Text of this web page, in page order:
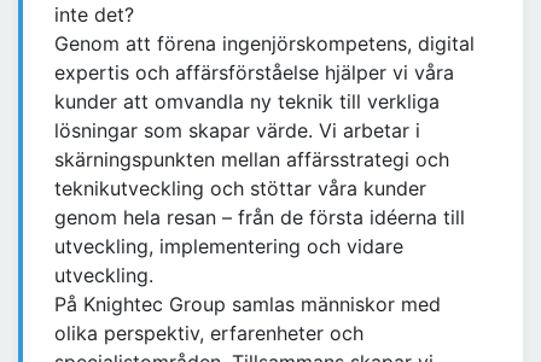
inte det?
Genom att förena ingenjörskompetens, digital
expertis och affärsförståelse hjälper vi våra
kunder att omvandla ny teknik till verkliga
lösningar som skapar värde. Vi arbetar i
skärningspunkten mellan affärsstrategi och
teknikutveckling och stöttar våra kunder
genom hela resan – från de första idéerna till
utveckling, implementering och vidare
utveckling.
På Knightec Group samlas människor med
olika perspektiv, erfarenheter och